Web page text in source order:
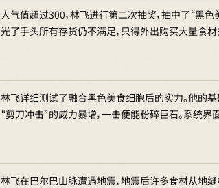
人气值超过300，林飞进行第二次抽奖，抽中了“黑
光了手头所有存货仍不满足，只得外出购买大量食
林飞详细测试了融合黑色美食细胞后的实力。他的基
“剪刀冲击”的威力暴增，一击便能粉碎巨石。系统
林飞在巴尔巴山脉遭遇地震，地震后许多食材从地